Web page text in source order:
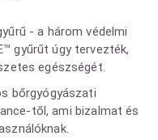
- a három védelmi
gyűrűt úgy tervezték,
egészségét.
bőrgyógyászati
től, ami bizalmat és